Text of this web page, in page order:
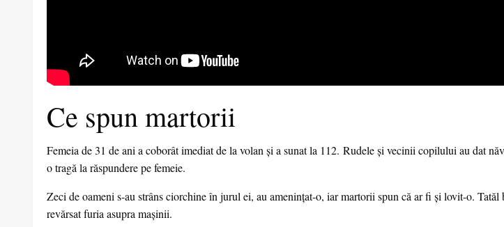
Ce spun martorii
Femeia de 31 de ani a coborât imediat de la volan şi a sunat la 112. Rudele şi vecinii copilului au dat
o tragă la răspundere pe femeie.
Zeci de oameni s-au strâns ciorchine în jurul ei, au ameninţat-o, iar martorii spun că ar fi şi lovit-o. Tatăl
revărsat furia asupra maşinii.